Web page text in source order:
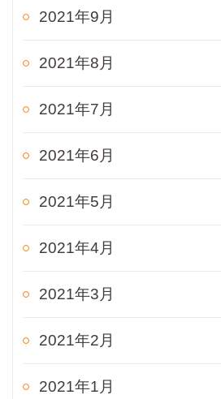
2021年9月
2021年8月
2021年7月
2021年6月
2021年5月
2021年4月
2021年3月
2021年2月
2021年1月